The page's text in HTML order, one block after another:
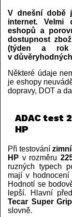
V dnešní době
internet. Velmi
eshopů a
dostupnost
(týden a rok
v
Některé údaje
je eshopy
dopravy, DOT a
ADAC test
HP
Při testování
HP v rozměru
ruzných typech
mají v
Hodnotí se
lepší. Hlavní
Tecar Super
slovně.